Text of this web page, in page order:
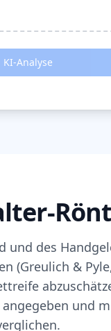
KI-Analyse
und des
(Greulich &
angegeben und